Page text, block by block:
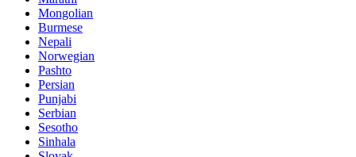
Mongolian
Burmese
Nepali
Norwegian
Pashto
Persian
Punjabi
Serbian
Sesotho
Sinhala